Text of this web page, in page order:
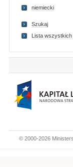
niemiecki
Szukaj
Lista
© 2000-2026